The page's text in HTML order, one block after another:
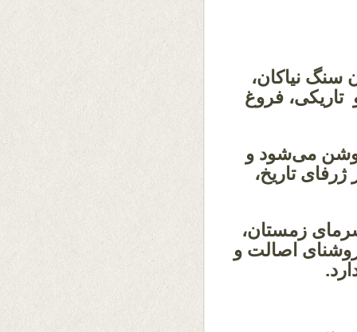
سنگ نیاکان،
فروغ
می‌شود و
تاریخ،
زمستان،
اصالت و